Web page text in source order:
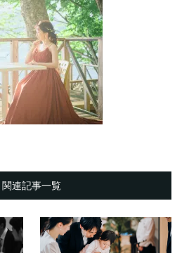
関連記事一覧